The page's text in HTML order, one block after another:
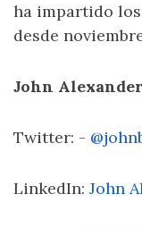
ha impartido
desde
John
Twitter: -
LinkedIn: John